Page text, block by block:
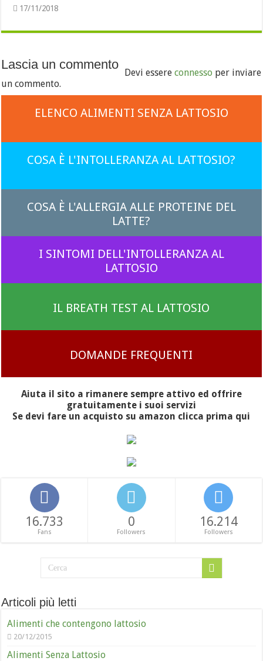
17/11/2018
Lascia un commento
Devi essereconnesso per inviare
un commento.
ELENCO ALIMENTI SENZA LATTOSIO
COSA È L'INTOLLERANZA AL LATTOSIO?
COSA È L'ALLERGIA ALLE PROTEINE DEL
LATTE?
I SINTOMI DELL'INTOLLERANZA AL
LATTOSIO
IL BREATH TEST AL LATTOSIO
DOMANDE FREQUENTI
Aiuta il sito a rimanere sempre attivo ed offrire
gratuitamente i suoi servizi
Se devi fare un acquisto su amazon clicca prima qui
16.733
Fans
0
Followers
16.214
Followers
Articoli più letti
Alimenti che contengono lattosio
20/12/2015
Alimenti Senza Lattosio